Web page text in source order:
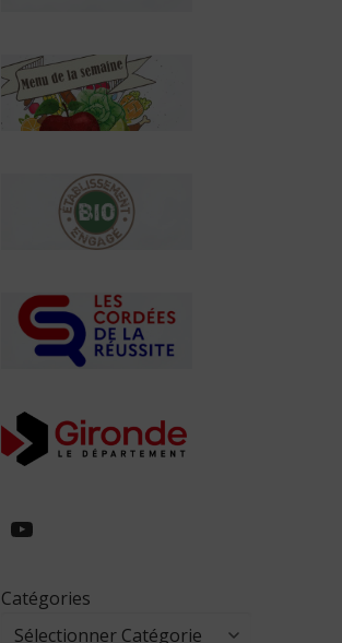
https://
Catégories